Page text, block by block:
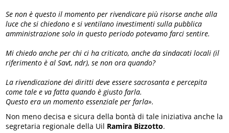
Se non è questo il momento per rivendicare più risorse anche alla
luce che si chiedono e si ventilano investimenti sulla pubblica
amministrazione solo in questo periodo potevamo farci sentire.
Mi chiedo anche per chi ci ha criticato, anche da sindacati locali (il
riferimento è al Savt, ndr), se non ora quando?
La rivendicazione dei diritti deve essere sacrosanta e percepita
come tale e va fatta quando è giusto farla.
Questo era un momento essenziale per farla».
Non meno decisa e sicura della bontà di tale iniziativa anche la
segretaria regionale della Uil Ramira Bizzotto.